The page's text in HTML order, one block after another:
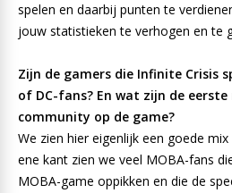
spelen en daarbij punten te
jouw statistieken te verhogen en te
Zijn de gamers die Infinite Crisis
of DC-fans? En wat zijn de
community op de game?
We zien hier eigenlijk een goede
ene kant zien we veel MOBA-fans
MOBA-game oppikken en die de